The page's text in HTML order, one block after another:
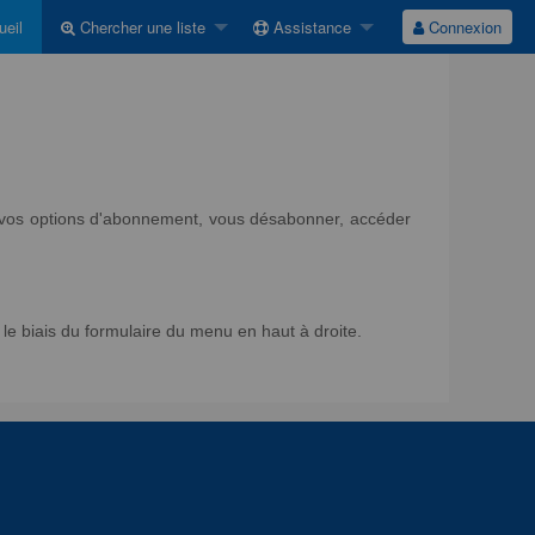
Chercher une liste Assistance Connexion
options d'abonnement, vous désabonner, accéder
biais du formulaire du menu en haut à droite.